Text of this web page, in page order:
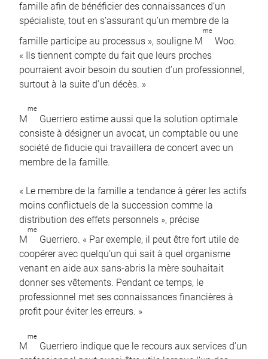
famille afin de bénéficier des connaissances d’un
spécialiste, tout en s’assurant qu’un membre de la
famille participe au processus », souligne M
me
Woo.
« Ils tiennent compte du fait que leurs proches
pourraient avoir besoin du soutien d’un professionnel,
surtout à la suite d’un décès. »
M
me
Guerriero estime aussi que la solution optimale
consiste à désigner un avocat, un comptable ou une
société de fiducie qui travaillera de concert avec un
membre de la famille.
« Le membre de la famille a tendance à gérer les actifs
moins conflictuels de la succession comme la
distribution des effets personnels », précise
M
me
Guerriero. « Par exemple, il peut être fort utile de
coopérer avec quelqu’un qui sait à quel organisme
venant en aide aux sans-abris la mère souhaitait
donner ses vêtements. Pendant ce temps, le
professionnel met ses connaissances financières à
profit pour éviter les erreurs. »
M
me
Guerriero indique que le recours aux services d’un